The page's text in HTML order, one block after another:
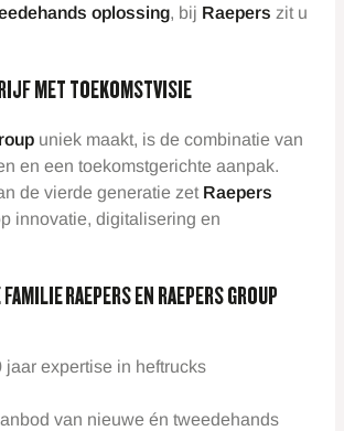
dehands oplossing, bij Raepers zit u
MET TOEKOMSTVISIE
uniek maakt, is de combinatie van
en een toekomstgerichte aanpak.
de vierde generatie zet Raepers
innovatie, digitalisering en
RAEPERS EN RAEPERS GROUP
jaar expertise in heftrucks
van nieuwe én tweedehands